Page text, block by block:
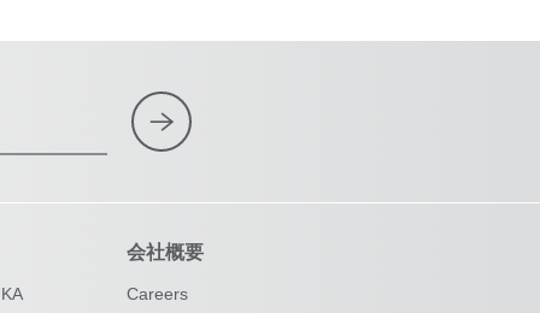
会社概要
Careers